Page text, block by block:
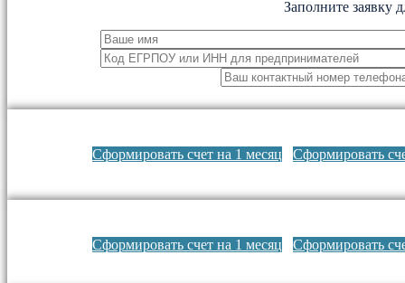
Заполните заявку
Сформировать счет на 1 месяц Сформировать
Сформировать счет на 1 месяц Сформировать